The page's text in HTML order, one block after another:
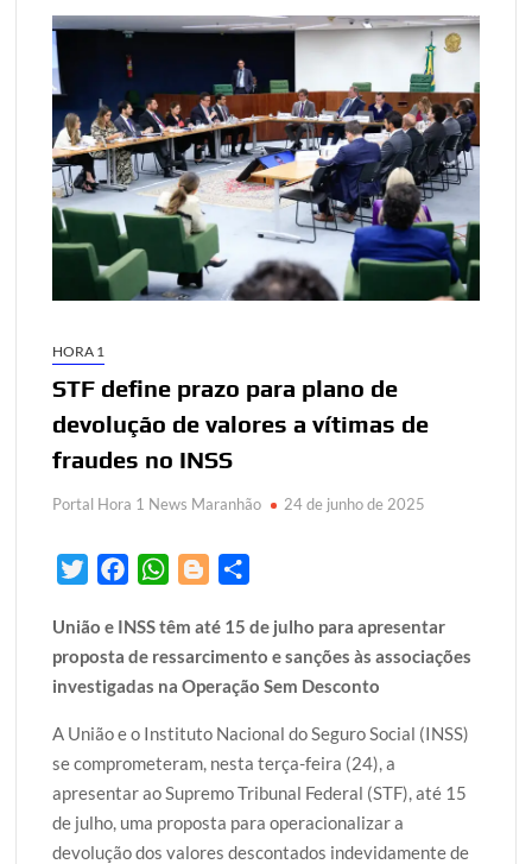
HORA 1
STF define prazo para plano de
devolução de valores a vítimas de
fraudes no INSS
Portal Hora 1 News Maranhão 24 de junho de 2025
i
t
t
e
c
e
b
W
a
t
s
A
p
o
g
g
e
a
r
e
União e INSS têm até 15 de julho para apresentar
proposta de ressarcimento e sanções às associações
investigadas na Operação Sem Desconto
A União e o Instituto Nacional do Seguro Social (INSS)
se comprometeram, nesta terça-feira (24), a
apresentar ao Supremo Tribunal Federal (STF), até 15
de julho, uma proposta para operacionalizar a
devolução dos valores descontados indevidamente de